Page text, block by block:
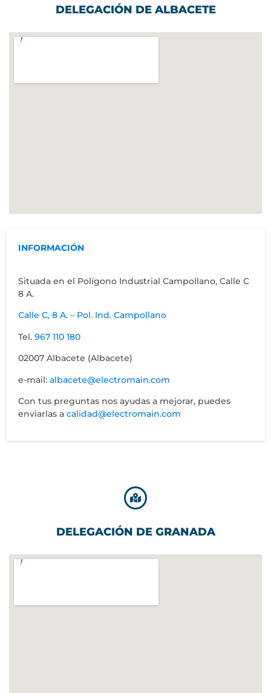
DELEGACIÓN DE ALBACETE
INFORMACIÓN
Situada en el Polígono Industrial Campollano, Calle C
8 A.
Calle C, 8 A. – Pol. Ind. Campollano
Tel. 967 110 180
02007 Albacete (Albacete)
e-mail: albacete@electromain.com
Con tus preguntas nos ayudas a mejorar, puedes
enviarlas a calidad@electromain.com
DELEGACIÓN DE GRANADA